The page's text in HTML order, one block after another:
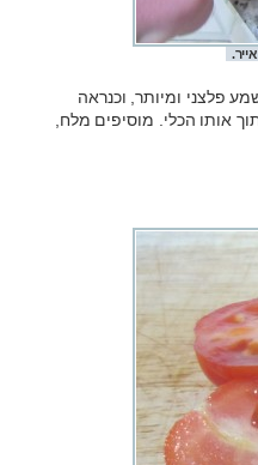
פלצני ומיותר, וכנראה
אותו הכלי. מוסיפים מלח,